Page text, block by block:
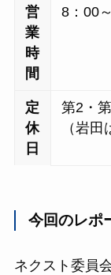
営
業
時
間
8：00
定
休
日
第2・
（岩
今回のレポ
ネクスト委員